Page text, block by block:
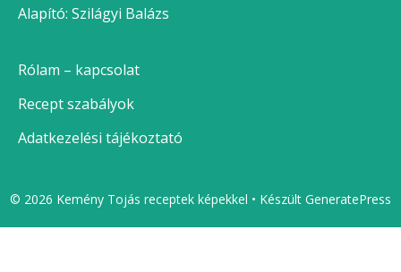
Alapító: Szilágyi Balázs
Rólam – kapcsolat
Recept szabályok
Adatkezelési tájékoztató
© 2026 Kemény Tojás receptek képekkel • Készült GeneratePress